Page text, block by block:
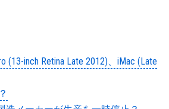
inch Retina Late 2012)、iMac (Late